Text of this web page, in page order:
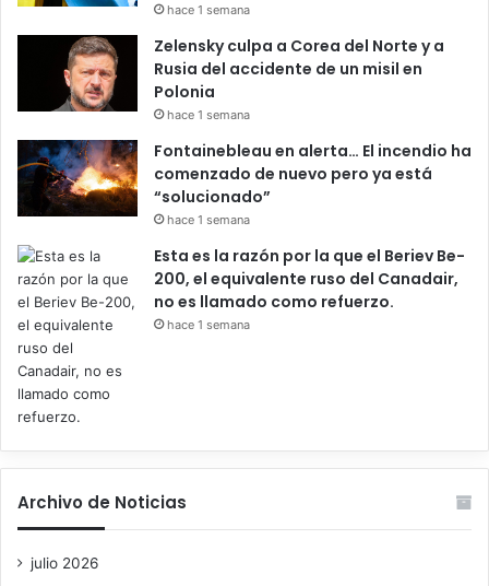
hace 1 semana
Zelensky culpa a Corea del Norte y a
Rusia del accidente de un misil en
Polonia
hace 1 semana
Fontainebleau en alerta… El incendio ha
comenzado de nuevo pero ya está
“solucionado”
hace 1 semana
Esta es la razón por la que el Beriev Be-
200, el equivalente ruso del Canadair,
no es llamado como refuerzo.
hace 1 semana
Archivo de Noticias
julio 2026